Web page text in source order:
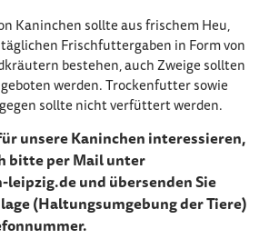
Kaninchen sollte aus frischem Heu,
Frischfuttergaben in Form von
bestehen, auch Zweige sollten
werden. Trockenfutter sowie
sollte nicht verfüttert werden.
unsere Kaninchen interessieren,
bitte per Mail unter
und übersenden Sie
(Haltungsumgebung der Tiere)